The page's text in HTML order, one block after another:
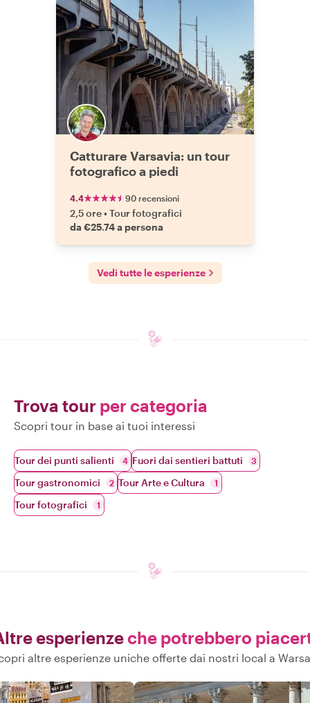
Catturare Varsavia: un tour
fotografico a piedi
4.4 90 recensioni
2,5 ore•Tour fotografici
da €25.74 a persona
Vedi tutte le esperienze
Trova tour per categoria
Scopri tour in base ai tuoi interessi
Tour dei punti salienti 4 Fuori dai sentieri battuti 3
Tour gastronomici 2 Tour Arte e Cultura 1
Tour fotografici 1
esperienzeche potrebbero
altre esperienze uniche offerte dai nostri local a